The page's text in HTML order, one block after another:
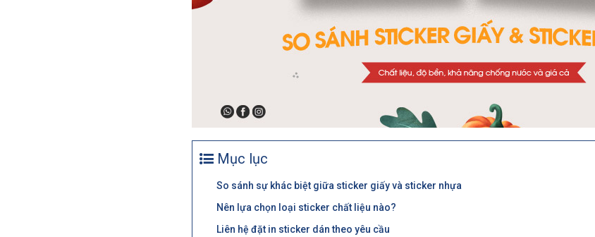
Mục lục
So sánh sự khác biệt giữa sticker giấy và sticker nhựa
Nên lựa chọn loại sticker chất liệu nào?
Liên hệ đặt in sticker dán theo yêu cầu